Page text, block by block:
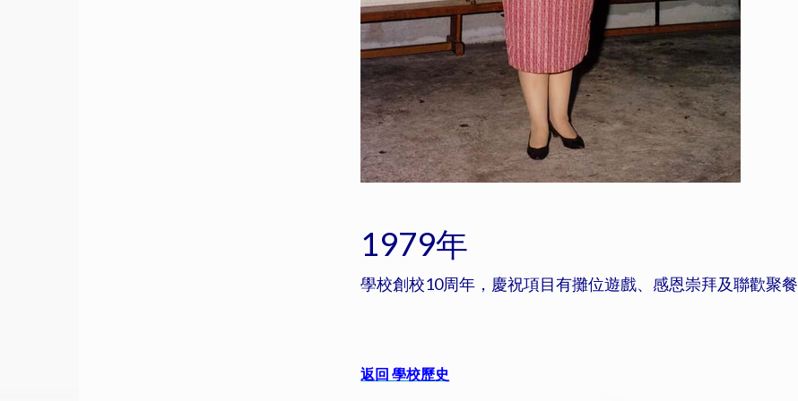
1979年
學校創校10周年，慶祝項目有攤位遊戲、感恩崇拜及聯歡聚餐
返回 學校歷史